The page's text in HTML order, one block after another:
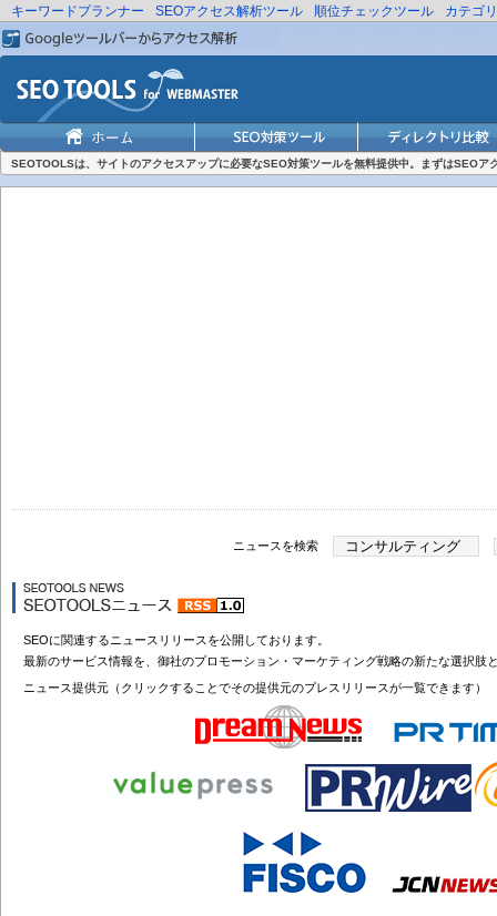
キーワードプランナー SEOアクセス解析ツール 順位チェックツール カテゴ
SEOTOOLSは、サイトのアクセスアップに必要なSEO対策ツールを無料提供中。まずはSEOア
ニュースを検索
SEOに関連するニュースリリースを公開しております。
最新のサービス情報を、御社のプロモーション・マーケティング戦略の新たな選択肢
ニュース提供元（クリックすることでその提供元のプレスリリースが一覧できます）